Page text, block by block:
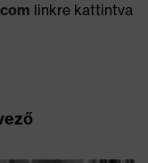
linkre kattintva